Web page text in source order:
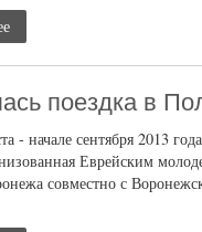
поездка в
- начале сентября 2013
Еврейским
совместно с